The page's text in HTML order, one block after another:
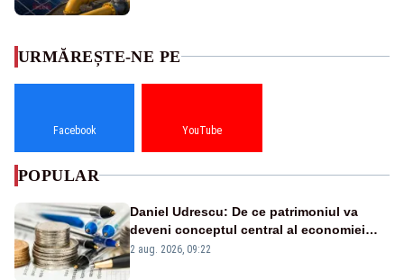
URMĂREȘTE-NE PE
Facebook YouTube
POPULAR
Daniel Udrescu: De ce patrimoniul va
deveni conceptul central al economiei
viitoare?
2 aug. 2026, 09:22